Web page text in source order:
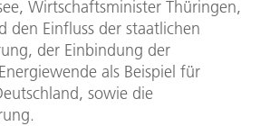
Wirtschaftsminister Thüringen,
den Einfluss der staatlichen
der Einbindung der
als Beispiel für
sowie die